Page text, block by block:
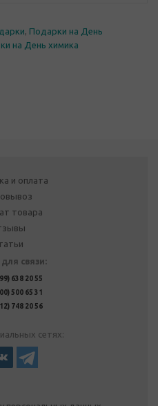
, Подарки на День
на День химика
и оплата
товара
связи:
638 20 55
500 65 31
748 20 56
сетях: